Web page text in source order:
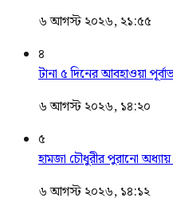
৬ আগস্ট ২০২৬, ২১:৫৫
৪
টানা ৫ দিনের আবহাওয়া
৬ আগস্ট ২০২৬, ১৪:২০
৫
হামজা চৌধুরীর পুরানো
৬ আগস্ট ২০২৬, ১৪:১২